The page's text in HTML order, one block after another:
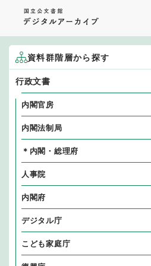
資料群階層から探す
行政文書
内閣官房
内閣法制局
＊内閣・総理府
人事院
内閣府
デジタル庁
こども家庭庁